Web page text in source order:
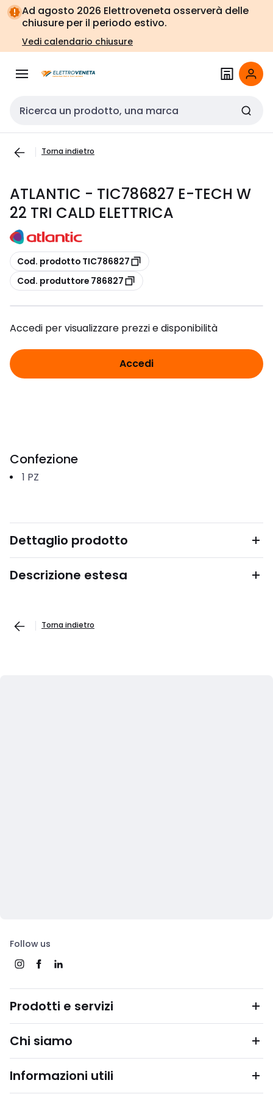
Vai alla
navigazione
Vai
alla
pagina
Ad agosto 2026 Elettroveneta osserverà delle
chiusure per il periodo estivo.
Vedi calendario chiusure
Cerca input
Torna indietro
ATLANTIC - TIC786827 E-TECH W
22 TRI CALD ELETTRICA
copia
Cod. prodotto TIC786827
copia
Cod. produttore 786827
Accedi per visualizzare prezzi e disponibilità
Accedi
Confezione
1 PZ
Dettaglio prodotto
Descrizione estesa
Torna indietro
Follow us
Prodotti e servizi
Chi siamo
Informazioni utili